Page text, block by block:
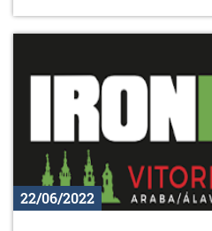
22/06/2022